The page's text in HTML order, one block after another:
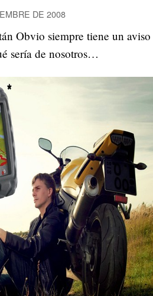
DE 2008
Obvio siempre tiene un aviso
sería de nosotros…